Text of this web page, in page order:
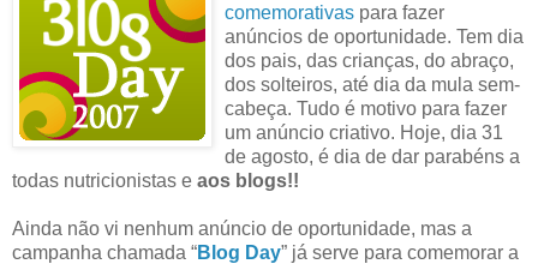
comemorativas para fazer
anúncios de oportunidade. Tem dia
dos pais, das crianças, do abraço,
dos solteiros, até dia da mula sem-
cabeça. Tudo é motivo para fazer
um anúncio criativo. Hoje, dia 31
de agosto, é dia de dar parabéns a
todas nutricionistas e aos blogs!!
Ainda não vi nenhum anúncio de oportunidade, mas a
campanha chamada “Blog Day” já serve para comemorar a